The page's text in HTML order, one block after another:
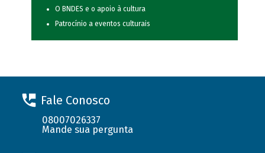
O BNDES e o apoio à cultura
Patrocínio a eventos culturais
Fale Conosco
08007026337
Mande sua pergunta